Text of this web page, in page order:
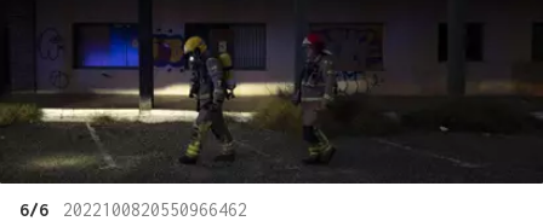
6/6 2022100820550966462